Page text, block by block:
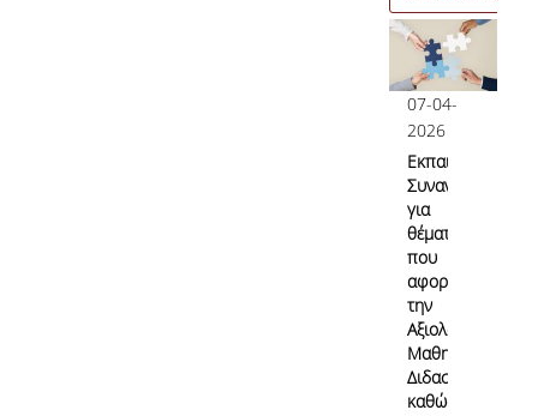
07-04-
2026
Εκπαιδευτικές
Συναντήσεις
για
θέματα
που
αφορούν
την
Αξιολόγηση
Μαθημάτων/
Διδασκαλίας
καθώς